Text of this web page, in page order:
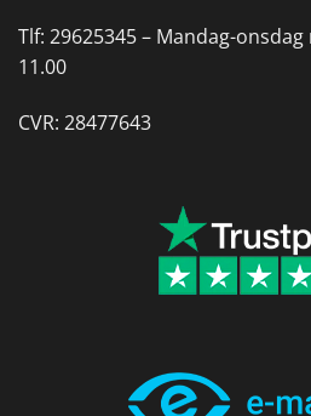
Tlf: 29625345 – Mandag-onsdag
11.00
CVR: 28477643